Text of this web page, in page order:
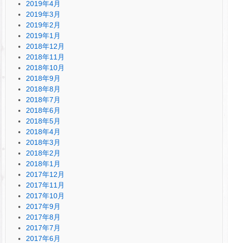
2019年4月
2019年3月
2019年2月
2019年1月
2018年12月
2018年11月
2018年10月
2018年9月
2018年8月
2018年7月
2018年6月
2018年5月
2018年4月
2018年3月
2018年2月
2018年1月
2017年12月
2017年11月
2017年10月
2017年9月
2017年8月
2017年7月
2017年6月